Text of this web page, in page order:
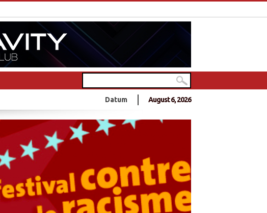
Majoe drehen gemeinsam ein Musikvideo
Tamil Tiger
der Studierendenvertreter der Universität Jaffna in Sri Lanka
Datum August 6, 2026